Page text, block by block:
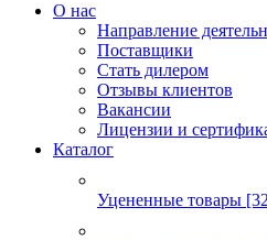
О нас
Направление
Поставщики
Стать дилером
Отзывы клиентов
Вакансии
Лицензии и
Каталог
Уцененные товары